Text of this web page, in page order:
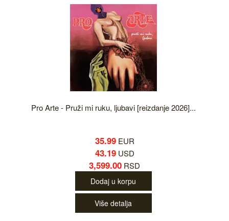
Pro Arte - Pruži mi ruku, ljubavi [reizdanje 2026]...
35.99EUR
43.19USD
3,599.00 RSD
Dodaj u korpu
Više detalja